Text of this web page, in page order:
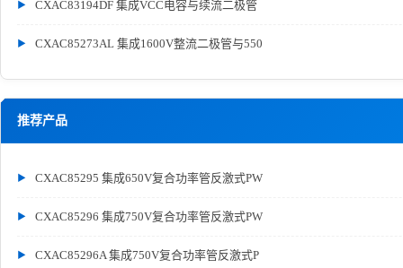
CXAC83194DF 集成VCC电容与续流二极管
CXAC85273AL 集成1600V整流二极管与550
推荐产品
CXAC85295 集成650V复合功率管反激式PW
CXAC85296 集成750V复合功率管反激式PW
CXAC85296A 集成750V复合功率管反激式P